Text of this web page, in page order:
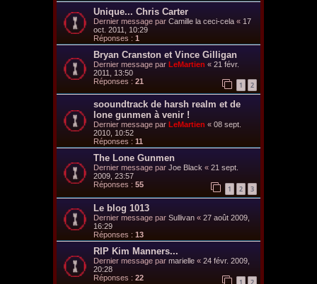
Unique... Chris Carter
Dernier message par Camille la ceci-cela « 17
oct. 2011, 10:29
Réponses : 1
Bryan Cranston et Vince Gilligan
Dernier message par LeMartien « 21 févr.
2011, 13:50
Réponses : 21 1 2
sooundtrack de harsh realm et de
lone gunmen à venir !
Dernier message par LeMartien « 08 sept.
2010, 10:52
Réponses : 11
The Lone Gunmen
Dernier message par Joe Black « 21 sept.
2009, 23:57
Réponses : 55 1 2 3
Le blog 1013
Dernier message par Sullivan « 27 août 2009,
16:29
Réponses : 13
RIP Kim Manners...
Dernier message par marielle « 24 févr. 2009,
20:28
Réponses : 22 1 2